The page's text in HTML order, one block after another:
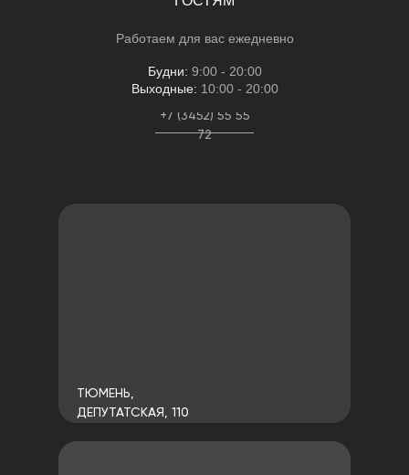
Будни: 9:00 - 20:00
Выходные: 10:00 - 20:00
Работаем для вас ежедневно
+7 (3452) 55 55
72
ТЮМЕНЬ,
ДЕПУТАТСКАЯ, 110